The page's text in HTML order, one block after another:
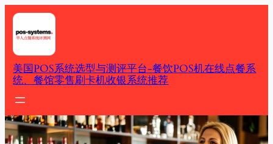
Skip
content
美国POS系统选型与测评平台-餐饮POS机在线点餐系
统、餐馆零售刷卡机收银系统推荐